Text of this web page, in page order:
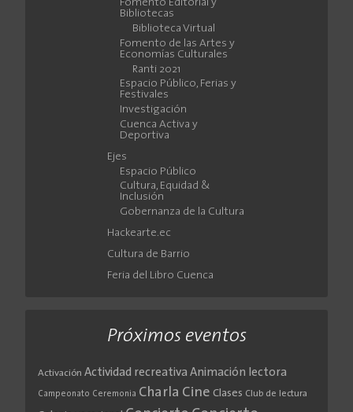
Fomento Editorial y
Bibliotecas
Biblioteca Virtual
Fomento de las Artes y
Economías Culturales
Ranti 2021
Espacio Público, Ferias y
Festivales
Investigación
Cuenca Activa y
Deportiva
Ejes
Espacio Público
Cultura, Equidad &
Inclusión
Gobernanza de la Cultura
Hackearte.ec
Cultura de Barrio
Feria del Libro Cuenca
Próximos eventos
Activación Actividad recreativa Animación lectora
Campeonato Ceremonia Charla Cine Clases Club de lectura